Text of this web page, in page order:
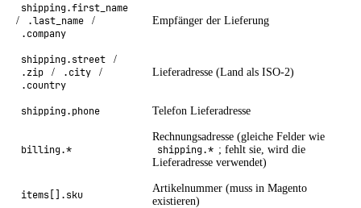
shipping.first_name
/ .last_name /
.company
Empfänger der Lieferung
shipping.street /
.zip / .city /
.country
Lieferadresse (Land als ISO-2)
shipping.phone Telefon Lieferadresse
billing.*
Rechnungsadresse (gleiche Felder wie
shipping.* ; fehlt sie, wird die
Lieferadresse verwendet)
items[].sku
Artikelnummer (muss in Magento
existieren)